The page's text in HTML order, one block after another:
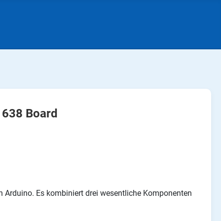
Board
Es kombiniert drei wesentliche Komponenten